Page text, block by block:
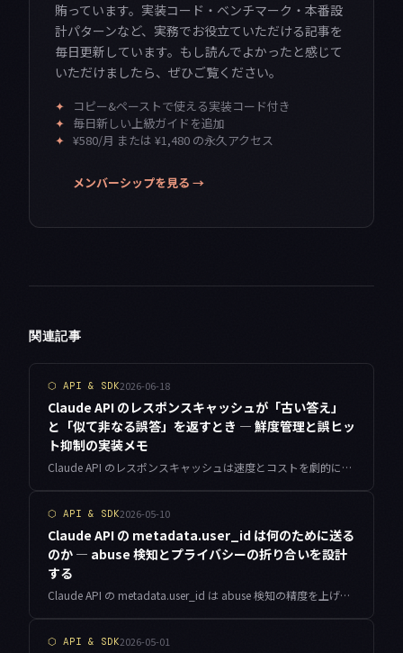
賄っています。実装コード・ベンチマーク・本番設
計パターンなど、実務でお役立ていただける記事を
毎日更新しています。もし読んでよかったと感じて
いただけましたら、ぜひご覧ください。
✦
コピー&ペーストで使える実装コード付き
✦ 毎日新しい上級ガイドを追加
✦ ¥580/月 または ¥1,480 の永久アクセス
メンバーシップを見る →
関連記事
⬡ API & SDK2026-06-18
Claude API のレスポンスキャッシュが「古い答え」
と「似て非なる誤答」を返すとき — 鮮度管理と誤ヒッ
ト抑制の実装メモ
Claude API のレスポンスキャッシュは速度とコストを劇的に改善しますが、運用で問題になるのは平均ヒット率ではなく、古い答えと意味的な誤ヒットの二つです。キー設計・鮮度管理・誤ヒット抑制・観測の実装をまとめます。
⬡ API & SDK2026-05-10
Claude API の metadata.user_id は何のために送る
のか — abuse 検知とプライバシーの折り合いを設計
する
Claude API の metadata.user_id は abuse 検知の精度を上げるためのフィールドですが、生のメールアドレスをそのまま渡すとプライバシー上の問題が出ます。HMAC で安定した擬似 ID を作る具体的な実装と、渡すべき/渡さない場面の判断基準をまとめました。
⬡ API & SDK2026-05-01